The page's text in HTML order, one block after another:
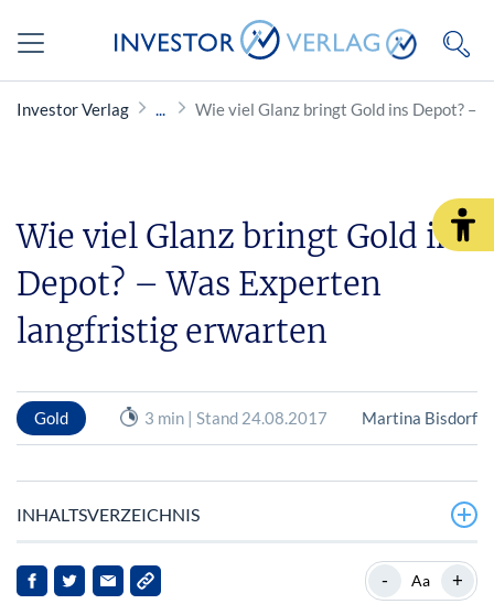
Investor Verlag Wie viel Glanz bringt Gold ins Depot? –
Wie viel Glanz bringt Gold ins
Depot? – Was Experten
langfristig erwarten
Gold 3 min | Stand 24.08.2017 Martina Bisdorf
INHALTSVERZEICHNIS
Langfristig anhaltende Flucht in Edelmetalle zu
erwarten
- Aa +